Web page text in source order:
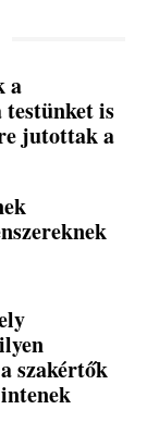
a
is
jutottak a
szakértők